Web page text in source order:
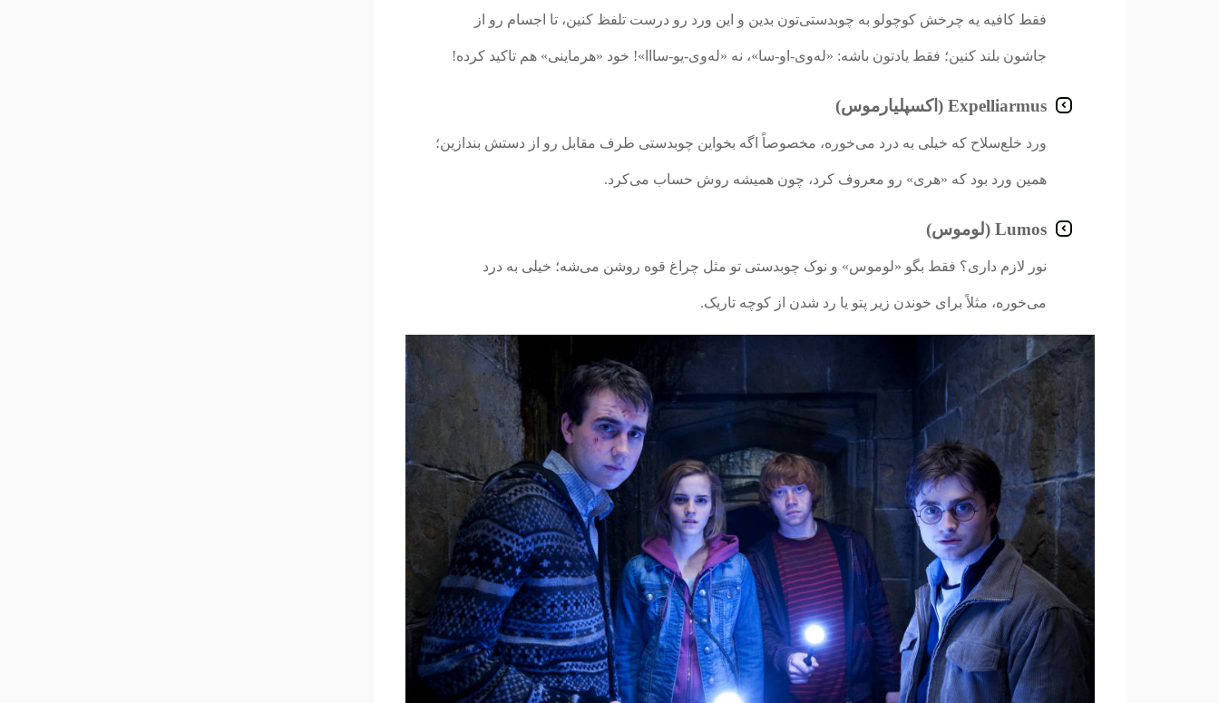
فقط کافیه یه چرخش کوچولو به چوبدستی‌تون بدین و این ورد رو درست تلفظ کنین، تا اجسام رو از
جاشون بلند کنین؛ فقط یادتون باشه: «له‌وی-او-سا»، نه «له‌وی-یو-سااا»! خود «هرماینی» هم تاکید کرده!
Expelliarmus (اکسپلیارموس)
ورد خلع‌سلاح که خیلی به درد می‌خوره، مخصوصاً اگه بخواین چوبدستی طرف مقابل رو از دستش بندازین؛
همین ورد بود که «هری» رو معروف کرد، چون همیشه روش حساب می‌کرد.
Lumos (لوموس)
نور لازم داری؟ فقط بگو «لوموس» و نوک چوبدستی‌ تو مثل چراغ قوه روشن می‌شه؛ خیلی به درد
می‌خوره، مثلاً برای خوندن زیر پتو یا رد شدن از کوچه تاریک.